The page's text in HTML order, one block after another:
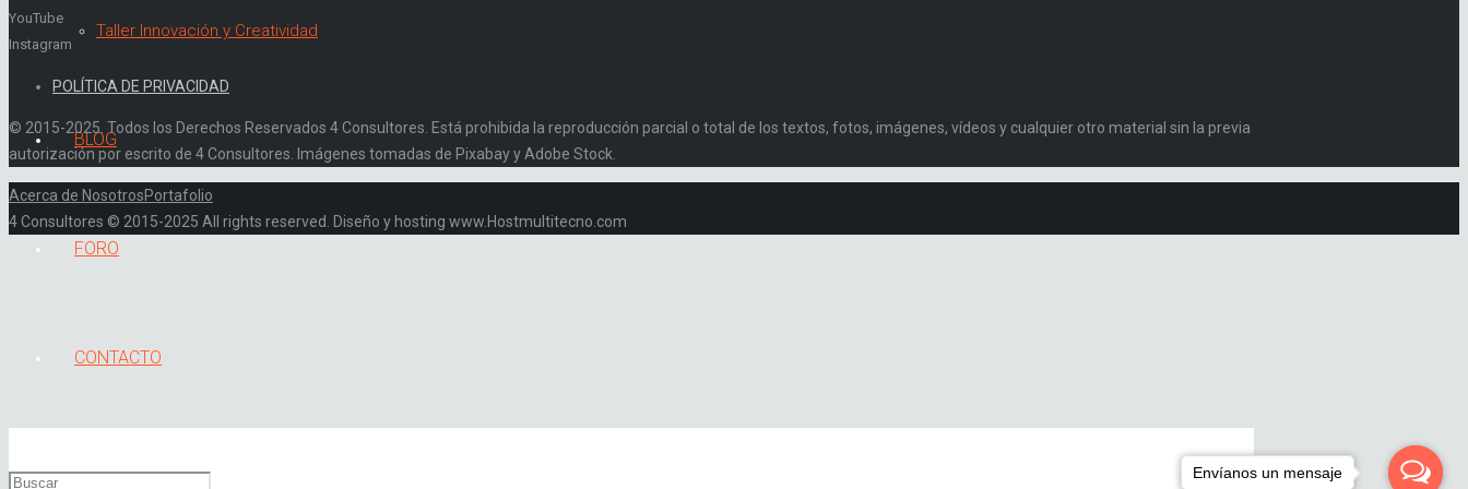
Taller Innovación y Creatividad
BLOG
FORO
CONTACTO
YouTube
Instagram
POLÍTICA DE PRIVACIDAD
© 2015-2025. Todos los Derechos Reservados 4 Consultores. Está prohibida la reproducción parcial o total de los textos, fotos, imágenes, vídeos y cualquier otro material sin la previa
autorización por escrito de 4 Consultores. Imágenes tomadas de Pixabay y Adobe Stock.
Acerca de NosotrosPortafolio
4 Consultores © 2015-2025 All rights reserved. Diseño y hosting www.Hostmultitecno.com
Envíanos un mensaje
Envíanos un mensaje